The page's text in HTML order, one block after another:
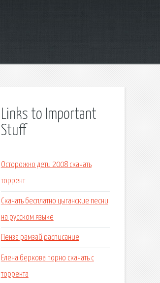
Links to Important
Stuff
Осторожно дети 2008 скачать
торрент
Скачать бесплатно цыганские песни
на русском языке
Пенза рамзай расписание
Елена беркова порно скачать с
торрента